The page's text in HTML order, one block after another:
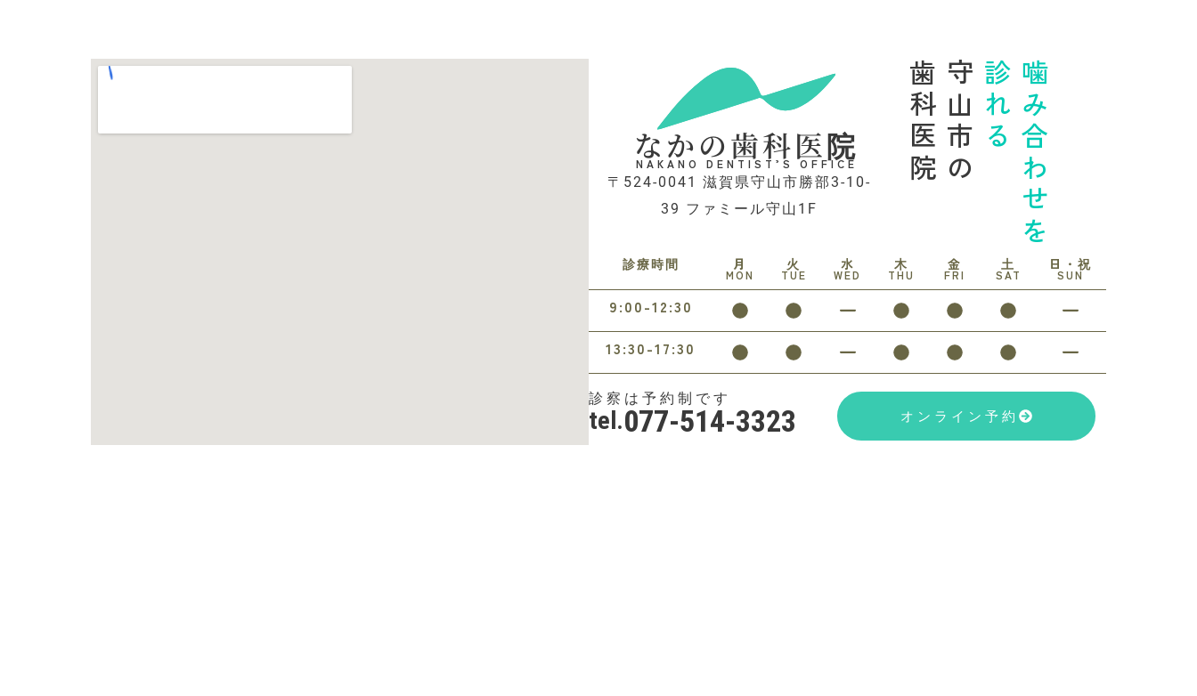
なかの歯科医院
NAKANO DENTIST’S OFFICE
〒524-0041 滋賀県守山市勝部3-10-
39 ファミール守山1F
噛み合わせを
診れる
守山市の
歯科医院
診療時間 月
MON
火
TUE
水
WED
木
THU
金
FRI
土
SAT
日・祝
SUN
9:00-12:30
13:30-17:30
診察は予約制です
tel.077-514-3323 オンライン予約